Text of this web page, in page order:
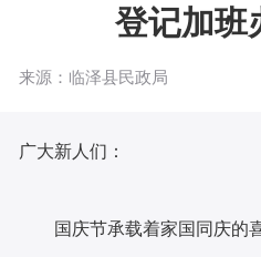
登记加班
来源：临泽县民政局
广大新人们：
国庆节承载着家国同庆的